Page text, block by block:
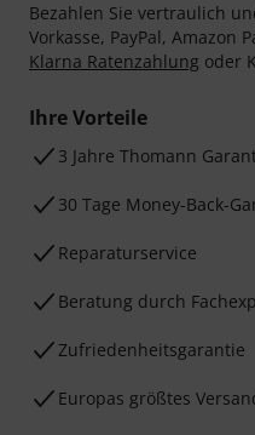
Bezahlen Sie vertraulich
Vorkasse, PayPal, Amazon
Klarna Ratenzahlung oder
Ihre Vorteile
3 Jahre Thomann
30 Tage Money-Back-
Reparaturservice
Beratung durch
Zufriedenheitsgarantie
Europas größtes